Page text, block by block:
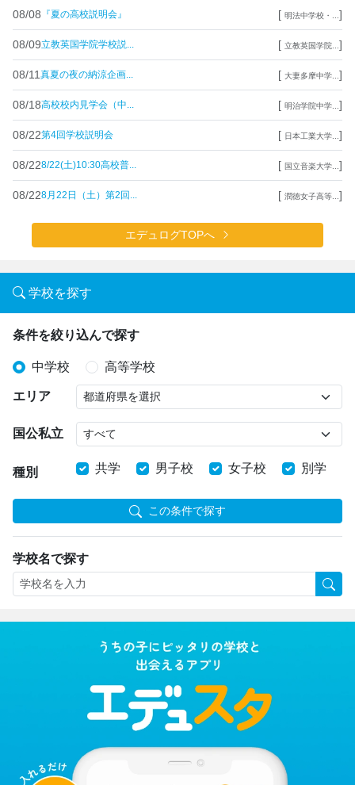
08/08 『夏の高校説明会』 [ 明法中学校・... ]
08/09立教英国学院学校説... [ 立教英国学院... ]
08/11 真夏の夜の納涼企画... [ 大妻多摩中学... ]
08/18高校校内見学会（中... [ 明治学院中学... ]
08/22第4回学校説明会 [ 日本工業大学... ]
08/228/22(土)10:30高校普... [ 国立音楽大学... ]
08/228月22日（土）第2回... [ 潤徳女子高等... ]
エデュログTOPへ
学校を探す
条件を絞り込んで探す
中学校 高等学校
エリア
国公私立
種別 共学 男子校 女子校 別学
この条件で探す
学校名で探す